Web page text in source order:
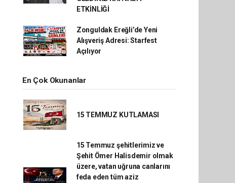
ETKİNLİĞİ
Zonguldak Ereğli’de Yeni
Alışveriş Adresi: Starfest
Açılıyor
En Çok Okunanlar
15 TEMMUZ KUTLAMASI
15 Temmuz şehitlerimiz ve
Şehit Ömer Halisdemir olmak
üzere, vatan uğruna canlarını
feda eden tüm aziz